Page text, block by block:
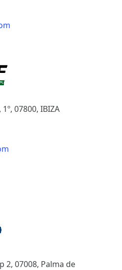
07800, IBIZA
2, 07008, Palma de